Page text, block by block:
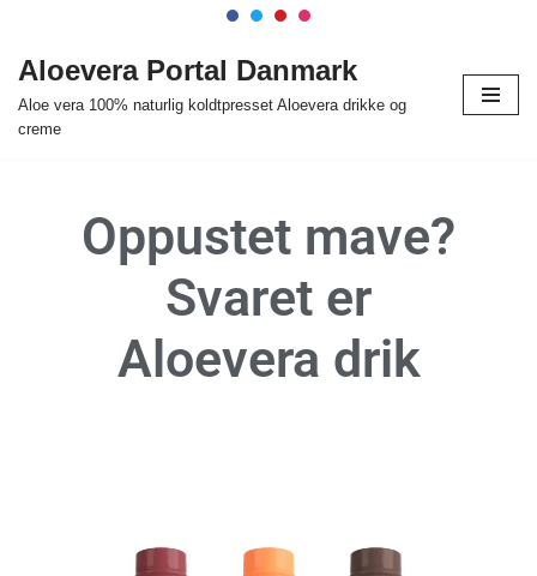
Spring
indhold
Aloevera Portal Danmark
Aloe vera 100% naturlig koldtpresset Aloevera drikke og
creme
Oppustet mave?
Svaret er
Aloevera drik